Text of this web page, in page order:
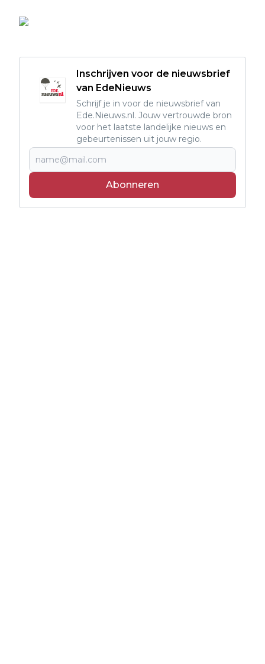
Inschrijven voor de nieuwsbrief
van EdeNieuws
Schrijf je in voor de nieuwsbrief van
Ede.Nieuws.nl. Jouw vertrouwde bron
voor het laatste landelijke nieuws en
gebeurtenissen uit jouw regio.
Abonneren